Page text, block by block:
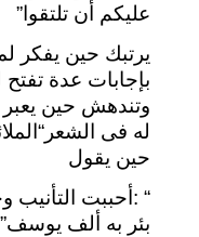
عليكم أن تلتقوا”
يرتبك حين يفكر
بإجابات عدة تفتح
وتندهش حين يعبر
له فى الشعر “
حين يقول
: “ أحببت التأنيب
بئر به ألف يوسف